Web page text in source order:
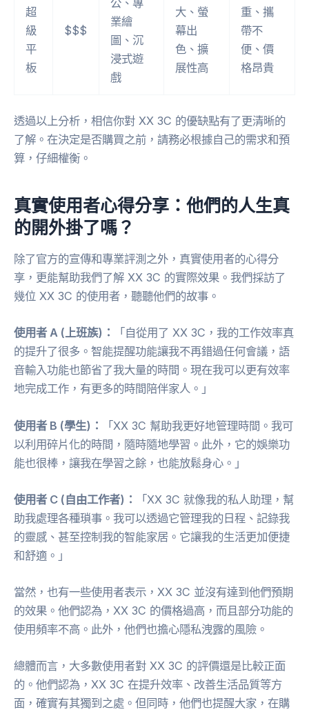
超
級
平
板
$$$
業繪
圖、沉
浸式遊
戲
大、螢
幕出
色、擴
展性高
重、攜
帶不
便、價
格昂貴
透過以上分析，相信你對 XX 3C 的優缺點有了更清晰的
了解。在決定是否購買之前，請務必根據自己的需求和預
算，仔細權衡。
真實使用者心得分享：他們的人生真
的開外掛了嗎？
除了官方的宣傳和專業評測之外，真實使用者的心得分
享，更能幫助我們了解 XX 3C 的實際效果。我們採訪了
幾位 XX 3C 的使用者，聽聽他們的故事。
使用者 A (上班族)：
「自從用了 XX 3C，我的工作效率真
的提升了很多。智能提醒功能讓我不再錯過任何會議，語
音輸入功能也節省了我大量的時間。現在我可以更有效率
地完成工作，有更多的時間陪伴家人。」
使用者 B (學生)：
「XX 3C 幫助我更好地管理時間。我可
以利用碎片化的時間，隨時隨地學習。此外，它的娛樂功
能也很棒，讓我在學習之餘，也能放鬆身心。」
使用者 C (自由工作者)：
「XX 3C 就像我的私人助理，幫
助我處理各種瑣事。我可以透過它管理我的日程、記錄我
的靈感、甚至控制我的智能家居。它讓我的生活更加便捷
和舒適。」
當然，也有一些使用者表示，XX 3C 並沒有達到他們預期
的效果。他們認為，XX 3C 的價格過高，而且部分功能的
使用頻率不高。此外，他們也擔心隱私洩露的風險。
總體而言，大多數使用者對 XX 3C 的評價還是比較正面
的。他們認為，XX 3C 在提升效率、改善生活品質等方
面，確實有其獨到之處。但同時，他們也提醒大家，在購